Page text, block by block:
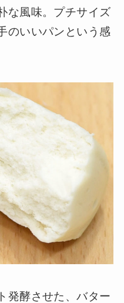
な風味。プチサイズ
のいいパンという感
発酵させた、バター